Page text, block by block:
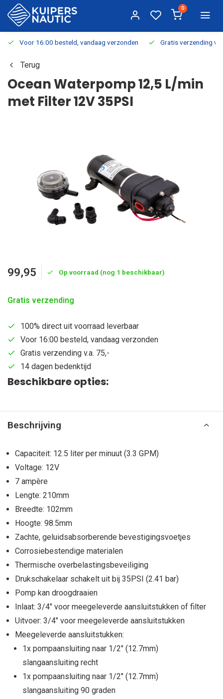
0
Voor 16:00 besteld, vandaag verzonden Gratis verzending
Terug
Ocean Waterpomp 12,5 L/min
met Filter 12V 35PSI
99,95 Op voorraad (nog 1 beschikbaar)
Gratis verzending
100% direct uit voorraad leverbaar
Voor 16:00 besteld, vandaag verzonden
Gratis verzending v.a. 75,-
14 dagen bedenktijd
Beschikbare opties:
Beschrijving
Capaciteit: 12.5 liter per minuut (3.3 GPM)
Voltage: 12V
7 ampère
Lengte: 210mm
Breedte: 102mm
Hoogte: 98.5mm
Zachte, geluidsabsorberende bevestigingsvoetjes
Corrosiebestendige materialen
Thermische overbelastingsbeveiliging
Drukschakelaar schakelt uit bij 35PSI (2.41 bar)
Pomp kan droogdraaien
Inlaat: 3/4" voor meegeleverde aansluitstukken of filter
Uitvoer: 3/4" voor meegeleverde aansluitstukken
Meegeleverde aansluitstukken:
1x pompaansluiting naar 1/2" (12.7mm)
slangaansluiting recht
1x pompaansluiting naar 1/2" (12.7mm)
slangaansluiting 90 graden